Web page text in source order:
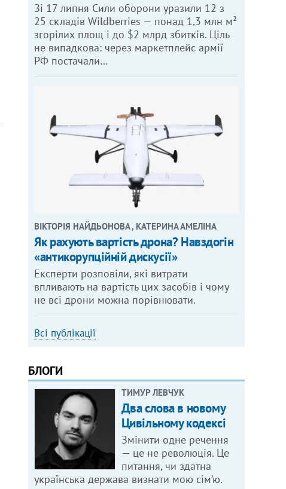
Зі 17 липня Сили оборони уразили 12 з
25 складів Wildberries — понад 1,3 млн м²
згорілих площ і до $2 млрд збитків. Ціль
не випадкова: через маркетплейс армії
РФ постачали…
ВІКТОРІЯ НАЙДЬОНОВА , КАТЕРИНА АМЕЛІНА
Як рахують вартість дрона? Навздогін
«антикорупційній дискусії»
Експерти розповіли, які витрати
впливають на вартість цих засобів і чому
не всі дрони можна порівнювати.
Всі публікації
БЛОГИ
ТИМУР ЛЕВЧУК
Два слова в новому
Цивільному кодексі
Змінити одне речення
— це не революція. Це
питання, чи здатна
українська держава визнати мою сім’ю.